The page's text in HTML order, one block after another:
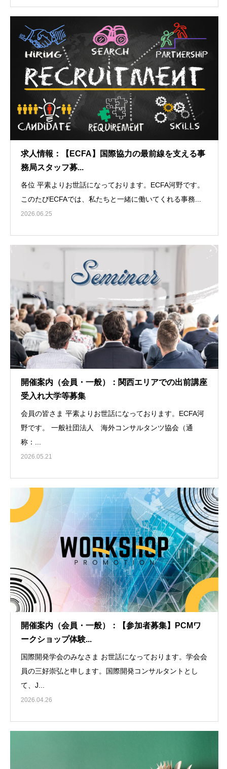
求人情報：【ECFA】国際協力の最前線を支える事
務局スタッフ募...
各位 平素よりお世話になっております。ECFA河野です。
このたびECFAでは、私たちと一緒に働いてくれる事務...
2026.06.25
開催案内（会員・一般）：関西エリアでの出前講座
受入れ大学等募集
会員の皆さま 平素よりお世話になっております。ECFA河
野です。 一般社団法人 海外コンサルタンツ協会（通
称：...
2026.05.21
開催案内（会員・一般）：【参加者募集】PCMワ
ークショップ体験...
国際開発学会のみなさま お世話になっております。学会会
員の三好崇弘と申します。国際開発コンサルタントとし
て、J...
2026.04.26